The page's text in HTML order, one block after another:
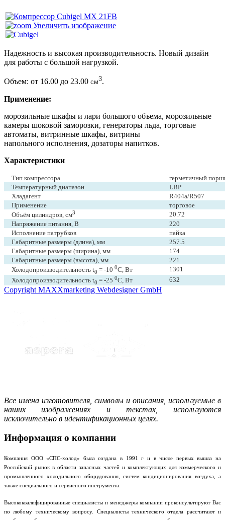
Увеличить изображение
Надежность и высокая производительность. Новый дизайн
для работы с большой нагрузкой.
Объем: от 16.00 до 23.00 см3.
Применение:
морозильные шкафы и лари большого объема, морозильные
камеры шоковой заморозки, генераторы льда, торговые
автоматы, витринные шкафы, витрины
напольного исполнения, дозаторы напитков.
Характеристики
Тип компрессора
герметичный
Температурный диапазон
LBP
Хладагент
R404a/R507
Применение
торговое
Объём цилиндров, см3
20.72
Напряжение питания, В
220
Исполнение патрубков
пайка
Габаритные размеры (длина), мм
257.5
Габаритные размеры (ширина), мм
174
Габаритные размеры (высота), мм
221
Холодопроизводительность t0= -100C, Вт
1301
Холодопроизводительность t0= -250C, Вт 632
Copyright MAXXmarketing Webdesigner GmbH
Все имена изготовителя, символы и описания, используемые в
наших изображениях и текстах, используются
исключительно в идентификационных целях.
Информация о компании
Компания ООО «СПС-холод» была создана в 1991 г и в числе первых вышла на
Российский рынок в области запасных частей и комплектующих для коммерческого и
промышленного холодильного оборудования, систем кондиционирования воздуха, а
также специального и сервисного инструмента.
Высококвалифицированные специалисты и менеджеры компании проконсультируют Вас
по любому техническому вопросу. Специалисты технического отдела рассчитают и